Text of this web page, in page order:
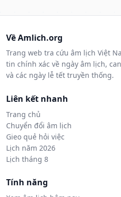
Về Amlich.org
Trang web tra cứu âm lịch Việt
tin chính xác về ngày âm lịch,
và các ngày lễ tết truyền thống.
Liên kết nhanh
Trang chủ
Chuyển đổi âm lịch
Gieo quẻ hỏi việc
Lịch năm 2026
Lịch tháng 8
Tính năng